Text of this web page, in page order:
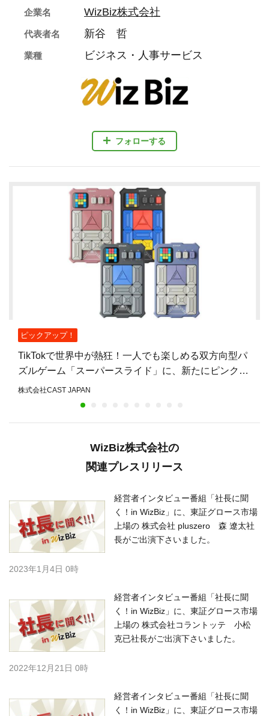
フォローする
企業名 WizBiz株式会社
代表者名 新谷 哲
業種 ビジネス・人事サービス
ピックアップ！
TikTokで世界中が熱狂！一人でも楽しめる双方向型パ
ズルゲーム「スーパースライド」に、新たにピンク・
グレー・ラベンダーの3色が登場
株式会社CAST JAPAN
WizBiz株式会社の
関連プレスリリース
経営者インタビュー番組「社長に聞
く！in WizBiz」に、東証グロース市場
上場の 株式会社 pluszero 森 遼太社
長がご出演下さいました。
2023年1月4日 0時
経営者インタビュー番組「社長に聞
く！in WizBiz」に、東証グロース市場
上場の 株式会社コラントッテ 小松
克已社長がご出演下さいました。
2022年12月21日 0時
経営者インタビュー番組「社長に聞
く！in WizBiz」に、東証グロース市場